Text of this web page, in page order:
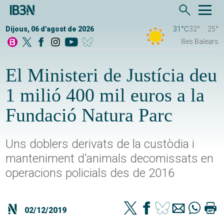
Dijous, 06 d'agost de 2026 31°C32°
25°
Illes Balears
El Ministeri de Justícia deu
1 milió 400 mil euros a la
Fundació Natura Parc
Uns doblers derivats de la custòdia i
manteniment d'animals decomissats en
operacions policials des de 2016
02/12/2019